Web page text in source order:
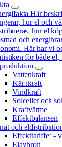
Här
hur el och
hur el
och
Här har vi
för både
Vattenkraft
Kärnkraft
Vindkraft
Solceller och
Kraftvärme
Effektbalansen
och
Effekttariffer -
Elavbrott